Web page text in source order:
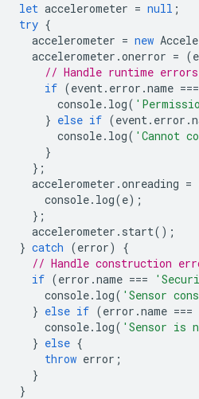
let accelerometer = null ;
try {
accelerometer = new
accelerometer .onerror = (
// Handle runtime
if (event. error .name ===
console. log(
} else if (event. error .
console. log( 'Cannot
}
};
accelerometer .onreading =
console. log(e);
};
accelerometer . start();
} catch (error)
{
// Handle construction
if (error .name ===
console. log( 'Sensor
} else if (error .name ===
console. log( 'Sensor is
} else {
throw error ;
}
}